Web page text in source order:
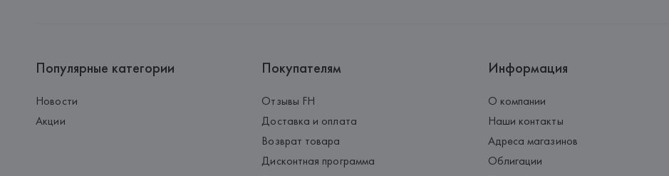
Популярные категории
Новости
Акции
Покупателям
Отзывы FH
Доставка и оплата
Возврат товара
Дисконтная программа
Информация
О компании
Наши контакты
Адреса магазинов
Облигации